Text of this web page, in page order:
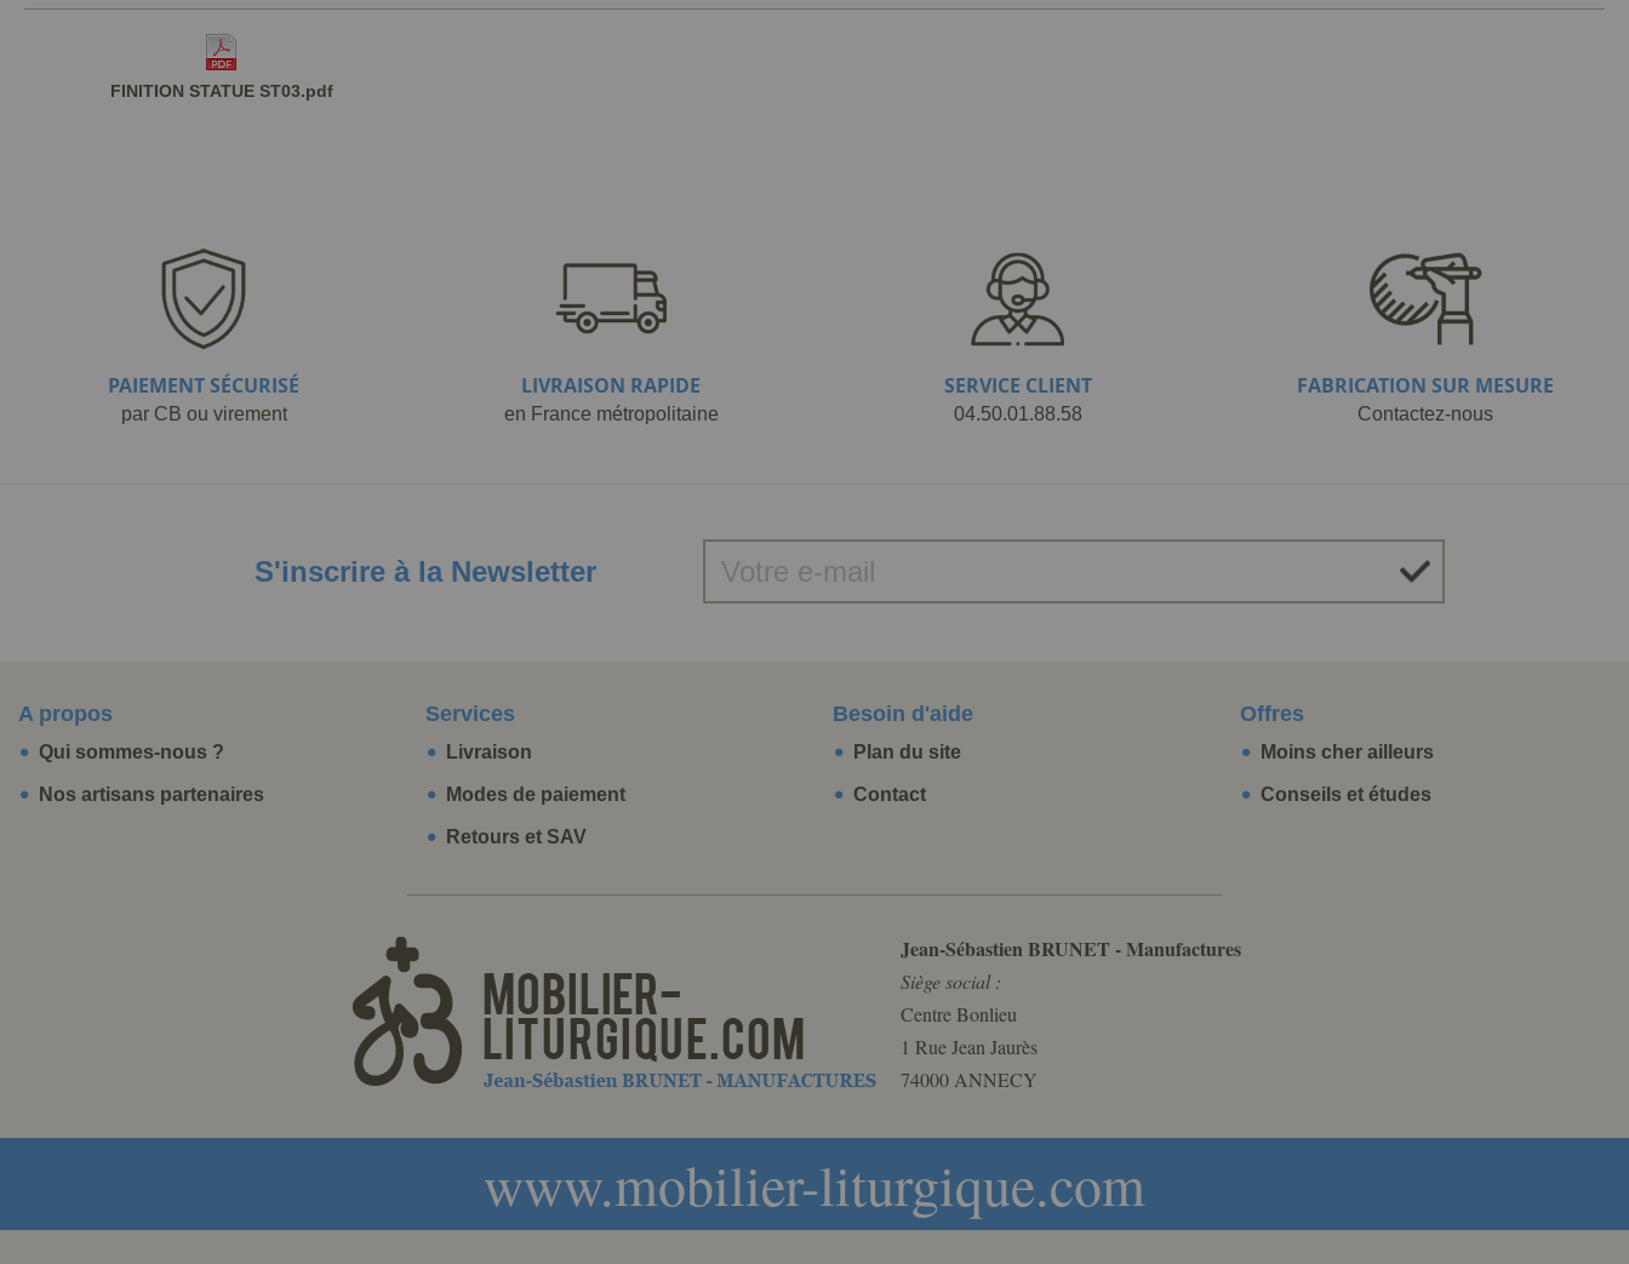
FINITION STATUE ST03.pdf
PAIEMENT SÉCURISÉ
par CB ou virement
LIVRAISON RAPIDE
en France métropolitaine
SERVICE CLIENT
04.50.01.88.58
FABRICATION SUR MESURE
Contactez-nous
S'inscrire à la Newsletter
A propos
Qui sommes-nous ?
Nos artisans partenaires
Services
Livraison
Modes de paiement
Retours et SAV
Besoin d'aide
Plan du site
Contact
Offres
Moins cher ailleurs
Conseils et études
Jean-Sébastien BRUNET - Manufactures
Siège social :
Centre Bonlieu
1 Rue Jean Jaurès
74000 ANNECY
www.mobilier-liturgique.com